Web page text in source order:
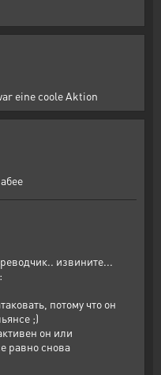
eine coole Aktion
извините...
потому что он
;)
он или
равно снова